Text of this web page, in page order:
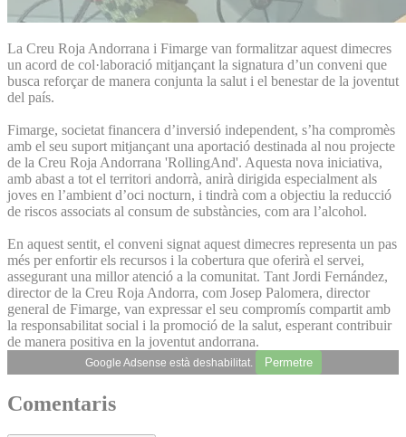
La Creu Roja Andorrana i Fimarge van formalitzar aquest dimecres
un acord de col·laboració mitjançant la signatura d’un conveni que
busca reforçar de manera conjunta la salut i el benestar de la joventut
del país.
Fimarge, societat financera d’inversió independent, s’ha compromès
amb el seu suport mitjançant una aportació destinada al nou projecte
de la Creu Roja Andorrana 'RollingAnd'. Aquesta nova iniciativa,
amb abast a tot el territori andorrà, anirà dirigida especialment als
joves en l’ambient d’oci nocturn, i tindrà com a objectiu la reducció
de riscos associats al consum de substàncies, com ara l’alcohol.
En aquest sentit, el conveni signat aquest dimecres representa un pas
més per enfortir els recursos i la cobertura que oferirà el servei,
assegurant una millor atenció a la comunitat. Tant Jordi Fernández,
director de la Creu Roja Andorra, com Josep Palomera, director
general de Fimarge, van expressar el seu compromís compartit amb
la responsabilitat social i la promoció de la salut, esperant contribuir
de manera positiva en la joventut andorrana.
Google Adsense està deshabilitat. Permetre
Comentaris